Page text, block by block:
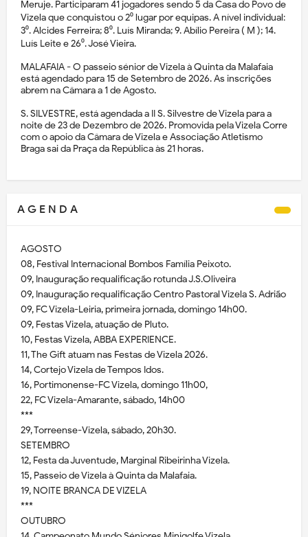
Meruje. Participaram 41 jogadores sendo 5 da Casa do Povo de
Vizela que conquistou o 2⁰ lugar por equipas. A nível individual:
3⁰. Alcides Ferreira; 8⁰. Luís Miranda; 9. Abílio Pereira ( M ); 14.
Luís Leite e 26⁰. José Vieira.
MALAFAIA - O passeio sénior de Vizela à Quinta da Malafaia
está agendado para 15 de Setembro de 2026. As inscrições
abrem na Câmara a 1 de Agosto.
S. SILVESTRE, está agendada a II S. Silvestre de Vizela para a
noite de 23 de Dezembro de 2026. Promovida pela Vizela Corre
com o apoio da Câmara de Vizela e Associação Atletismo
Braga sai da Praça da República às 21 horas.
A G E N D A
AGOSTO
08, Festival Internacional Bombos Família Peixoto.
09, Inauguração requalificação rotunda J.S.Oliveira
09, Inauguração requalificação Centro Pastoral Vizela S. Adrião
09, FC Vizela-Leiria, primeira jornada, domingo 14h00.
09, Festas Vizela, atuação de Pluto.
10, Festas Vizela, ABBA EXPERIENCE.
11, The Gift atuam nas Festas de Vizela 2026.
14, Cortejo Vizela de Tempos Idos.
16, Portimonense-FC Vizela, domingo 11h00,
22, FC Vizela-Amarante, sábado, 14h00
***
29, Torreense-Vizela, sábado, 20h30.
SETEMBRO
12, Festa da Juventude, Marginal Ribeirinha Vizela.
15, Passeio de Vizela à Quinta da Malafaia.
19, NOITE BRANCA DE VIZELA
***
OUTUBRO